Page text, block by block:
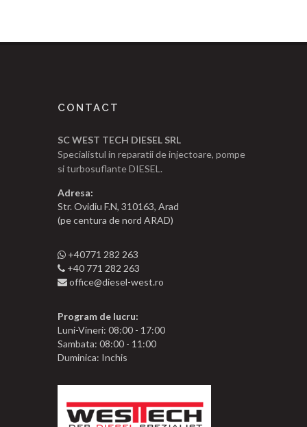
CONTACT
SC WEST TECH DIESEL SRL
Specialistul in reparatii de injectoare, pompe
si turbosuflante DIESEL.
Adresa:
Str. Ovidiu F.N, 310163, Arad
(pe centura de nord ARAD)
+40771 282 263
+40 771 282 263
office@diesel-west.ro
Program de lucru:
Luni-Vineri: 08:00 - 17:00
Sambata: 08:00 - 11:00
Duminica: Inchis